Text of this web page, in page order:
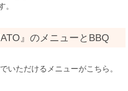
。
』のメニューとBBQ
いただけるメニューがこちら。